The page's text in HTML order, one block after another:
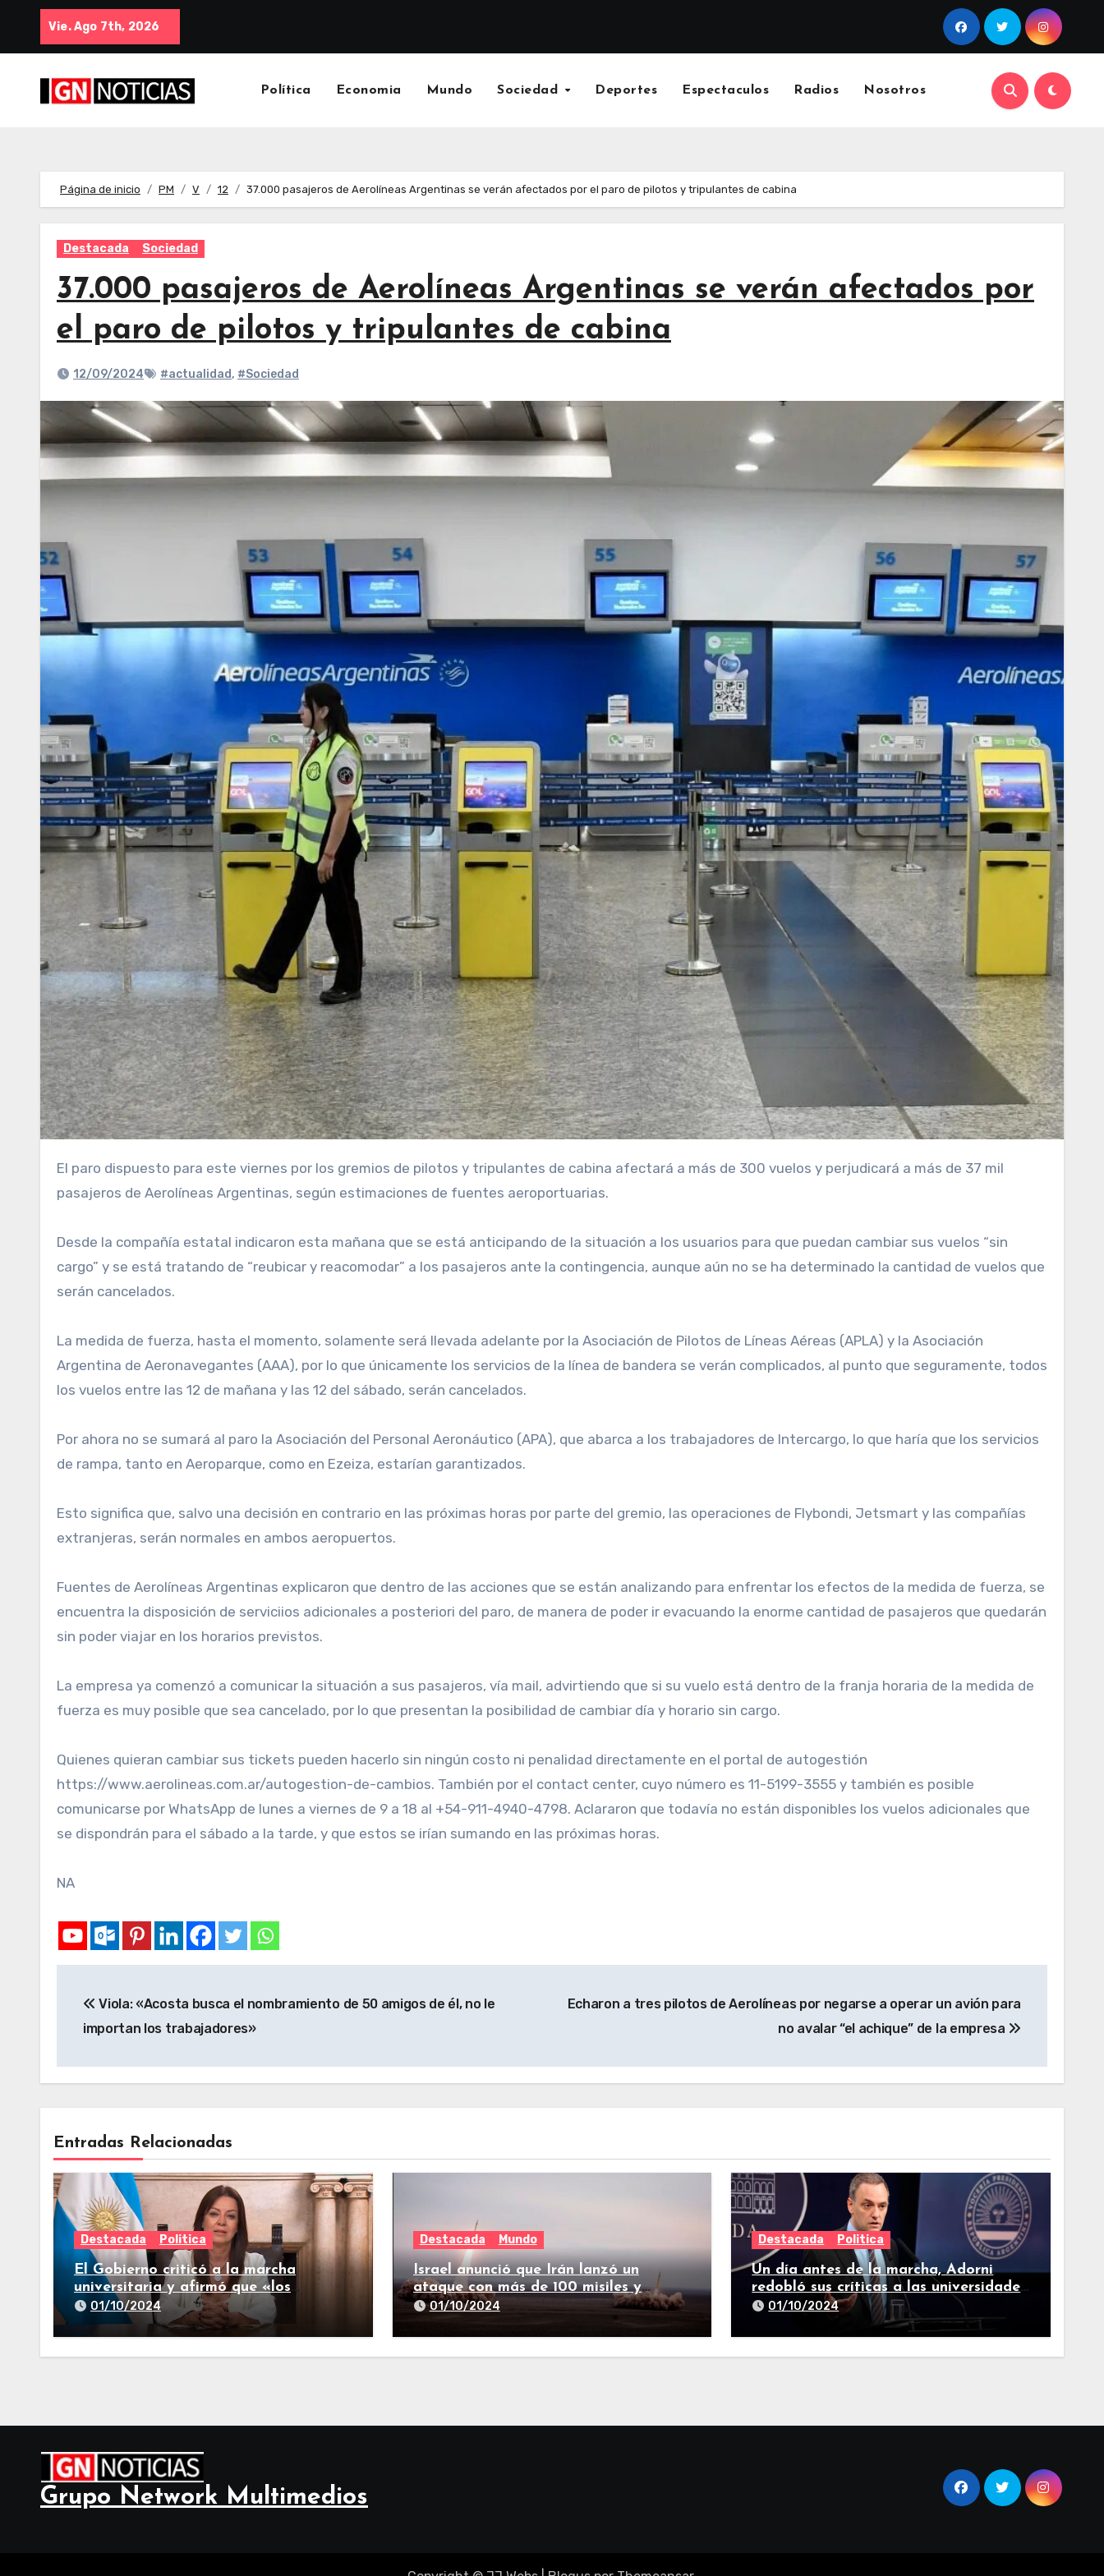
Vie. Ago 7th, 2026
Política Economia Mundo Sociedad Deportes Espectaculos Radios Nosotros
Página de inicio PM V 12 37.000 pasajeros de Aerolíneas Argentinas se verán afectados por el paro de pilotos y tripulantes de cabina
Destacada Sociedad
37.000 pasajeros de Aerolíneas Argentinas se verán afectados por
el paro de pilotos y tripulantes de cabina
12/09/2024 #actualidad, #Sociedad
El paro dispuesto para este viernes por los gremios de pilotos y tripulantes de cabina afectará a más de 300 vuelos y perjudicará a más de 37 mil
pasajeros de Aerolíneas Argentinas, según estimaciones de fuentes aeroportuarias.
Desde la compañía estatal indicaron esta mañana que se está anticipando de la situación a los usuarios para que puedan cambiar sus vuelos “sin
cargo” y se está tratando de “reubicar y reacomodar” a los pasajeros ante la contingencia, aunque aún no se ha determinado la cantidad de vuelos que
serán cancelados.
La medida de fuerza, hasta el momento, solamente será llevada adelante por la Asociación de Pilotos de Líneas Aéreas (APLA) y la Asociación
Argentina de Aeronavegantes (AAA), por lo que únicamente los servicios de la línea de bandera se verán complicados, al punto que seguramente, todos
los vuelos entre las 12 de mañana y las 12 del sábado, serán cancelados.
Por ahora no se sumará al paro la Asociación del Personal Aeronáutico (APA), que abarca a los trabajadores de Intercargo, lo que haría que los servicios
de rampa, tanto en Aeroparque, como en Ezeiza, estarían garantizados.
Esto significa que, salvo una decisión en contrario en las próximas horas por parte del gremio, las operaciones de Flybondi, Jetsmart y las compañías
extranjeras, serán normales en ambos aeropuertos.
Fuentes de Aerolíneas Argentinas explicaron que dentro de las acciones que se están analizando para enfrentar los efectos de la medida de fuerza, se
encuentra la disposición de serviciios adicionales a posteriori del paro, de manera de poder ir evacuando la enorme cantidad de pasajeros que quedarán
sin poder viajar en los horarios previstos.
La empresa ya comenzó a comunicar la situación a sus pasajeros, vía mail, advirtiendo que si su vuelo está dentro de la franja horaria de la medida de
fuerza es muy posible que sea cancelado, por lo que presentan la posibilidad de cambiar día y horario sin cargo.
Quienes quieran cambiar sus tickets pueden hacerlo sin ningún costo ni penalidad directamente en el portal de autogestión
https://www.aerolineas.com.ar/autogestion-de-cambios. También por el contact center, cuyo número es 11-5199-3555 y también es posible
comunicarse por WhatsApp de lunes a viernes de 9 a 18 al +54-911-4940-4798. Aclararon que todavía no están disponibles los vuelos adicionales que
se dispondrán para el sábado a la tarde, y que estos se irían sumando en las próximas horas.
NA
Viola: «Acosta busca el nombramiento de 50 amigos de él, no le
importan los trabajadores»
Echaron a tres pilotos de Aerolíneas por negarse a operar un avión para
no avalar “el achique” de la empresa
Entradas Relacionadas
Destacada Politica
El Gobierno criticó a la marcha
universitaria y afirmó que «los
reclamos están todos resueltos»
01/10/2024
Destacada Mundo
Israel anunció que Irán lanzó un
ataque con más de 100 misiles y
suenan las sirenas en todo el país
01/10/2024
Destacada Politica
Un día antes de la marcha, Adorni
redobló sus críticas a las universidades
nacionales
01/10/2024
Grupo Network Multimedios